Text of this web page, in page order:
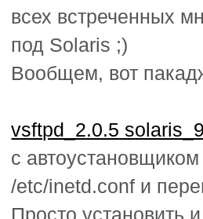
всех встреченных
под Solaris ;)
Вообщем, вот
vsftpd_2.0.5 solaris_9
с
/etc/inetd.conf и
Просто установить